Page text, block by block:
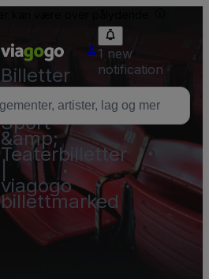
Billetter
–
Konsert,
Sport
&amp;
Teaterbilletter
viagogo
billettmarked
1 new
notification